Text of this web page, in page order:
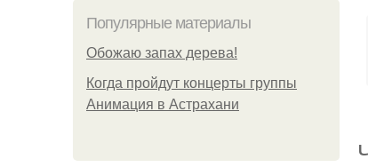
Популярные материалы
Обожaю зaпах деpева!
Когда пройдут концерты группы
Анимация в Астрахани